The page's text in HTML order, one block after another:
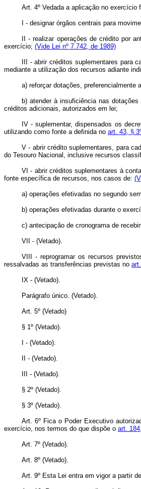
Art. 4º Vedada a aplicação no
I - designar órgãos centrais para
II - realizar operações de crédito por
exercício; (Vide Lei nº 7.742, de 1989)
III - abrir créditos suplementares para
mediante a utilização dos recursos adiante
a) reforçar dotações, preferencialmente
b) atender à insuficiência nas
créditos adicionais, autorizados em lei;
IV - suplementar, dispensados os
utilizando como fonte a definida no art. 43, §
V - abrir crédito suplementares, para
do Tesouro Nacional, inclusive recursos
VI - abrir créditos suplementares à
fonte específica de recursos, nos casos de:
a) operações efetivadas no segundo
b) operações efetivadas durante o
c) antecipação de cronograma de
VII - (Vetado).
VIII - reprogramar os recursos
ressalvadas as transferências previstas no
IX - (Vetado).
Parágrafo único. (Vetado).
Art. 5º (Vetado)
§ 1º (Vetado).
I - (Vetado).
II - (Vetado).
III - (Vetado).
§ 2º (Vetado).
§ 3º (Vetado).
Art. 6º Fica o Poder Executivo
exercício, nos termos do que dispõe o art.
Art. 7º (Vetado).
Art. 8º (Vetado).
Art. 9º Esta Lei entra em vigor a partir